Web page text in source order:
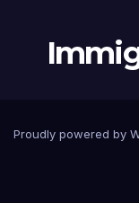
Proudly powered by